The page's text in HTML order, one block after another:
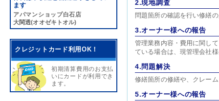
2.現地調査
問題箇所の確認を行い修繕
3.オーナー様への報告
管理業務内容・費用に関し
ている場合は、現管理会社
4.問題解決
修繕箇所の修繕や、クレー
5.オーナー様への報告
ます
アパマンショップ白石店
大関透(オオゼキトオル)
クレジットカード利用OK！
初期清算費用のお支払
いにカードが利用でき
ます。